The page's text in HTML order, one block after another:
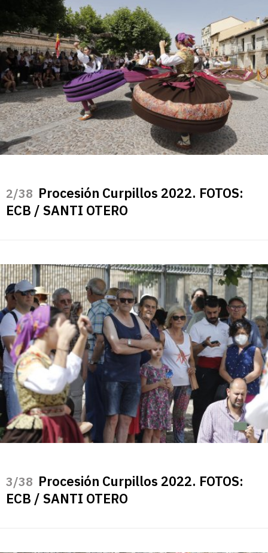
/38 Procesión Curpillos 2022. FOTOS:
ECB / SANTI OTERO
/38 Procesión Curpillos 2022. FOTOS:
ECB / SANTI OTERO